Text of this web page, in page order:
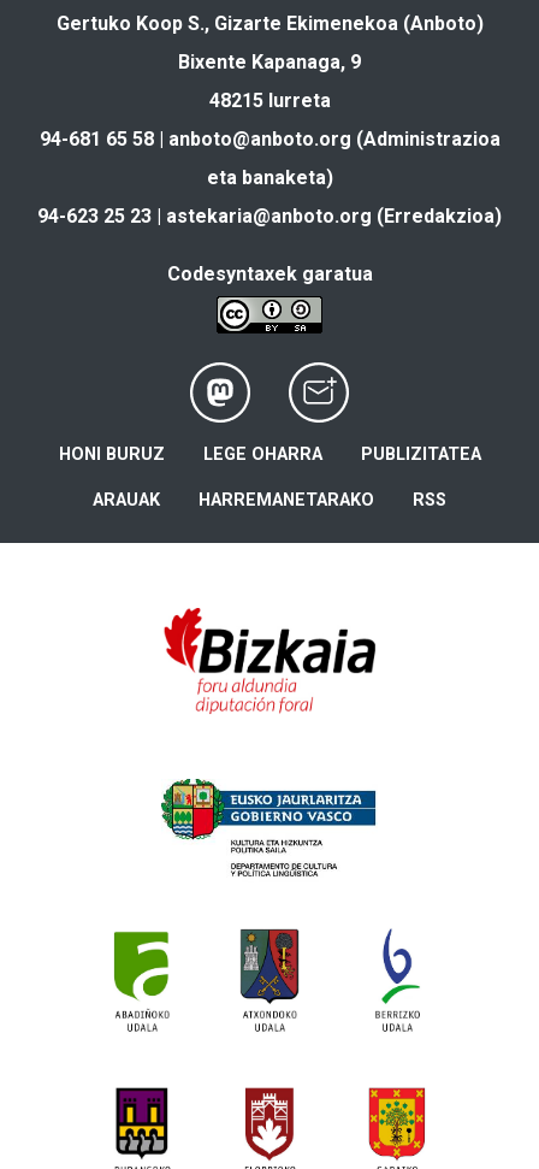
Gertuko Koop S., Gizarte Ekimenekoa (Anboto)
Bixente Kapanaga, 9
48215 Iurreta
94-681 65 58 | anboto@anboto.org (Administrazioa
eta banaketa)
94-623 25 23 | astekaria@anboto.org (Erredakzioa)
Codesyntaxek garatua
HONI BURUZ LEGE OHARRA PUBLIZITATEA
ARAUAK HARREMANETARAKO RSS